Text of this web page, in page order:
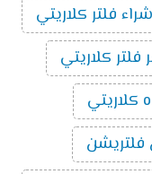
شراء فلتر كلاريتي
كلاريتي
كلاريتي